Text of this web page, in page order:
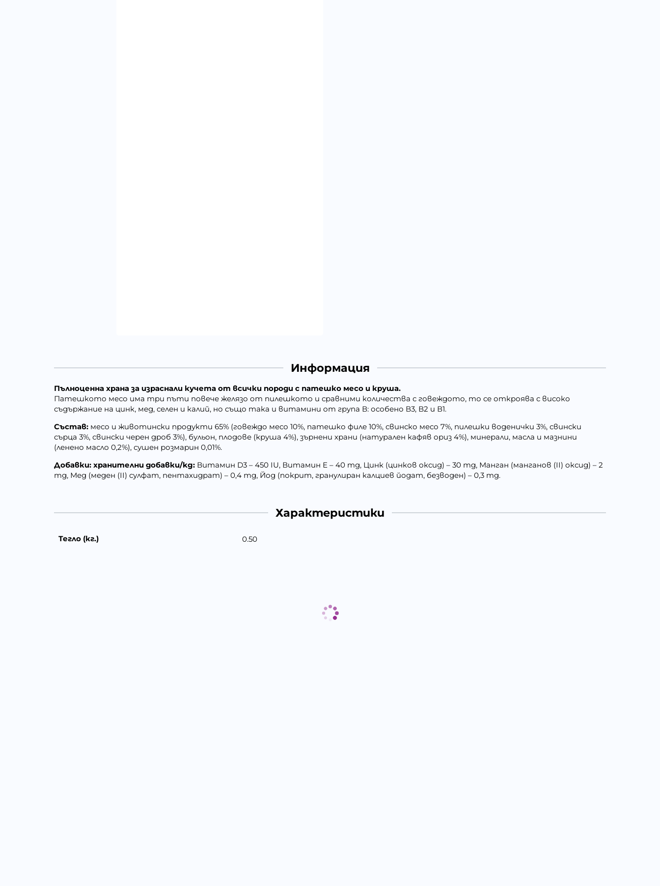
Информация
Пълноценна храна за израснали кучета от всички породи с патешко месо и круша.
Патешкото месо има три пъти повече желязо от пилешкото и сравними количества с говеждото, то се откроява с високо
съдържание на цинк, мед, селен и калий, но също така и витамини от група В: особено В3, В2 и В1.
Състав: месо и животински продукти 65% (говеждо месо 10%, патешко филе 10%, свинско месо 7%, пилешки воденички 3%, свински
сърца 3%, свински черен дроб 3%), бульон, плодове (круша 4%), зърнени храни (натурален кафяв ориз 4%), минерали, масла и мазнини
(ленено масло 0,2%), сушен розмарин 0,01%.
Добавки: хранителни добавки/kg: Витамин D3 – 450 IU, Витамин Е – 40 mg, Цинк (цинков оксид) – 30 mg, Манган (манганов (II) оксид) – 2
mg, Мед (меден (II) сулфат, пентахидрат) – 0,4 mg, Йод (покрит, гранулиран калциев йодат, безводен) – 0,3 mg.
Характеристики
Тегло (кг.) 0.50